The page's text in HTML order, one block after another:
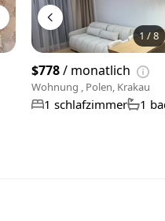
1 /8
$778/ monatlich
Wohnung , Polen, Krakau
1 schlafzimmer 1